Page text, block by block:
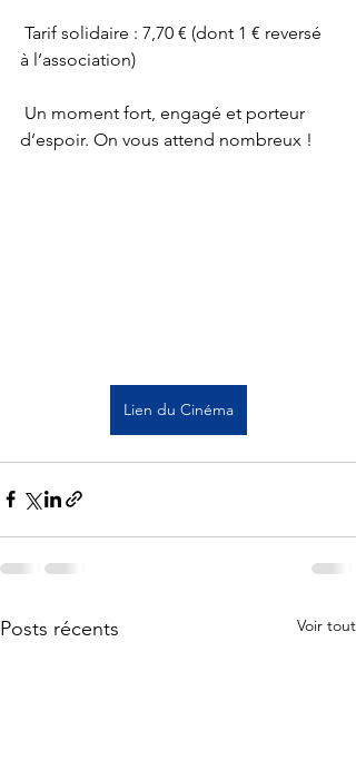
Tarif solidaire : 7,70 € (dont 1 € reversé
à l’association)
Un moment fort, engagé et porteur
d’espoir. On vous attend nombreux !
Lien du Cinéma
Posts récents Voir tout